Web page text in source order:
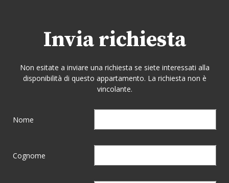
Invia richiesta
Non esitate a inviare una richiesta se siete interessati alla
disponibilità di questo appartamento. La richiesta non è
vincolante.
Nome
Cognome